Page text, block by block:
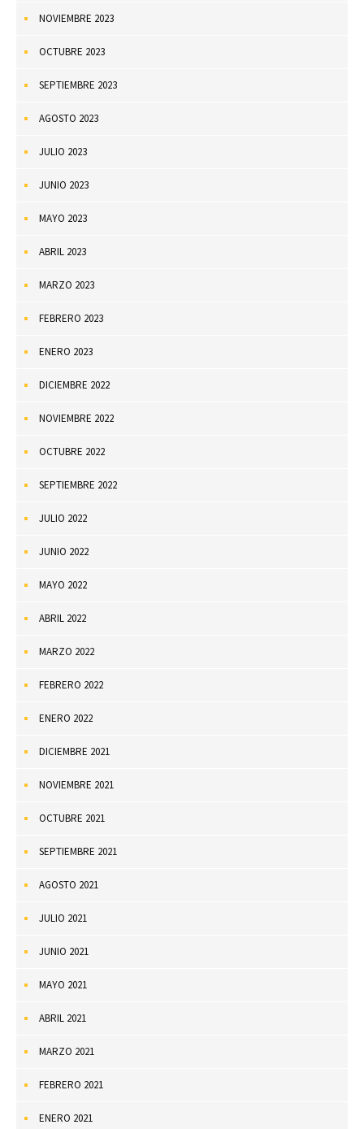
NOVIEMBRE 2023
OCTUBRE 2023
SEPTIEMBRE 2023
AGOSTO 2023
JULIO 2023
JUNIO 2023
MAYO 2023
ABRIL 2023
MARZO 2023
FEBRERO 2023
ENERO 2023
DICIEMBRE 2022
NOVIEMBRE 2022
OCTUBRE 2022
SEPTIEMBRE 2022
JULIO 2022
JUNIO 2022
MAYO 2022
ABRIL 2022
MARZO 2022
FEBRERO 2022
ENERO 2022
DICIEMBRE 2021
NOVIEMBRE 2021
OCTUBRE 2021
SEPTIEMBRE 2021
AGOSTO 2021
JULIO 2021
JUNIO 2021
MAYO 2021
ABRIL 2021
MARZO 2021
FEBRERO 2021
ENERO 2021